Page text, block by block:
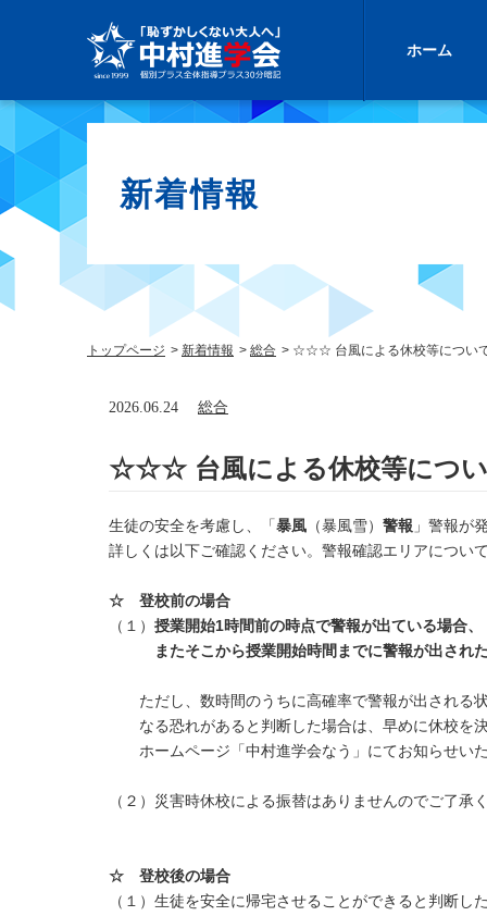
新着情報
ホーム
トップページ 新着情報 総合 ☆☆☆ 台風による休校等につ
2026.06.24 総合
☆☆☆ 台風による休校等につ
生徒の安全を考慮し、「暴風 （暴風雪） 警報 」警報が
詳しくは以下ご確認ください。警報確認エリアについ
☆ 登校前の場合
（１） 授業開始1時間前の時点で警報が出ている場合、
またそこから授業開始時間までに警報が出された
ただし、数時間のうちに高確率で警報が出される
なる恐れがあると判断した場合は、早めに休校を
ホームページ「中村進学会なう」にてお知らせい
（２）災害時休校による振替はありませんのでご了承
☆ 登校後の場合
（１）生徒を安全に帰宅させることができると判断し